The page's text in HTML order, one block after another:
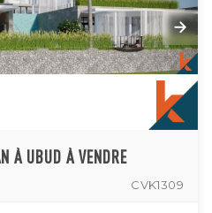
À UBUD À VENDRE
CVK1309